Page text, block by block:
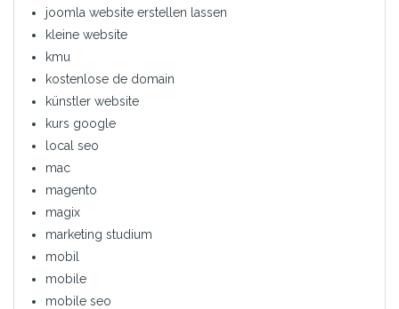
joomla website erstellen lassen
kleine website
kmu
kostenlose de domain
künstler website
kurs google
local seo
mac
magento
magix
marketing studium
mobil
mobile
mobile seo